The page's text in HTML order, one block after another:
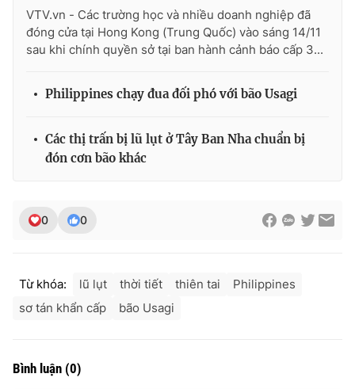
VTV.vn - Các trường học và nhiều doanh nghiệp đã
đóng cửa tại Hong Kong (Trung Quốc) vào sáng 14/11
sau khi chính quyền sở tại ban hành cảnh báo cấp 3...
Philippines chạy đua đối phó với bão Usagi
Các thị trấn bị lũ lụt ở Tây Ban Nha chuẩn bị
đón cơn bão khác
0 0
Từ khóa: lũ lụt thời tiết thiên tai
Philippines
sơ tán khẩn cấp
bão Usagi
Bình luận (0)